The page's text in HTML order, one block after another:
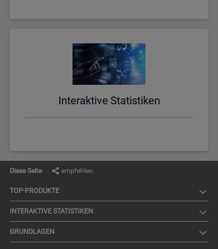
In­ter­ak­ti­ve Sta­tis­ti­ken
Diese Seite empfehlen
TOP-PRO­DUK­TE
IN­TER­AK­TI­VE STA­TIS­TI­KEN
GRUND­LA­GEN